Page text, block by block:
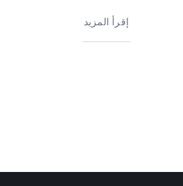
إقرأ المزيد